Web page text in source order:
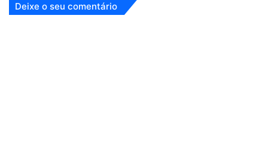
Deixe o seu comentário